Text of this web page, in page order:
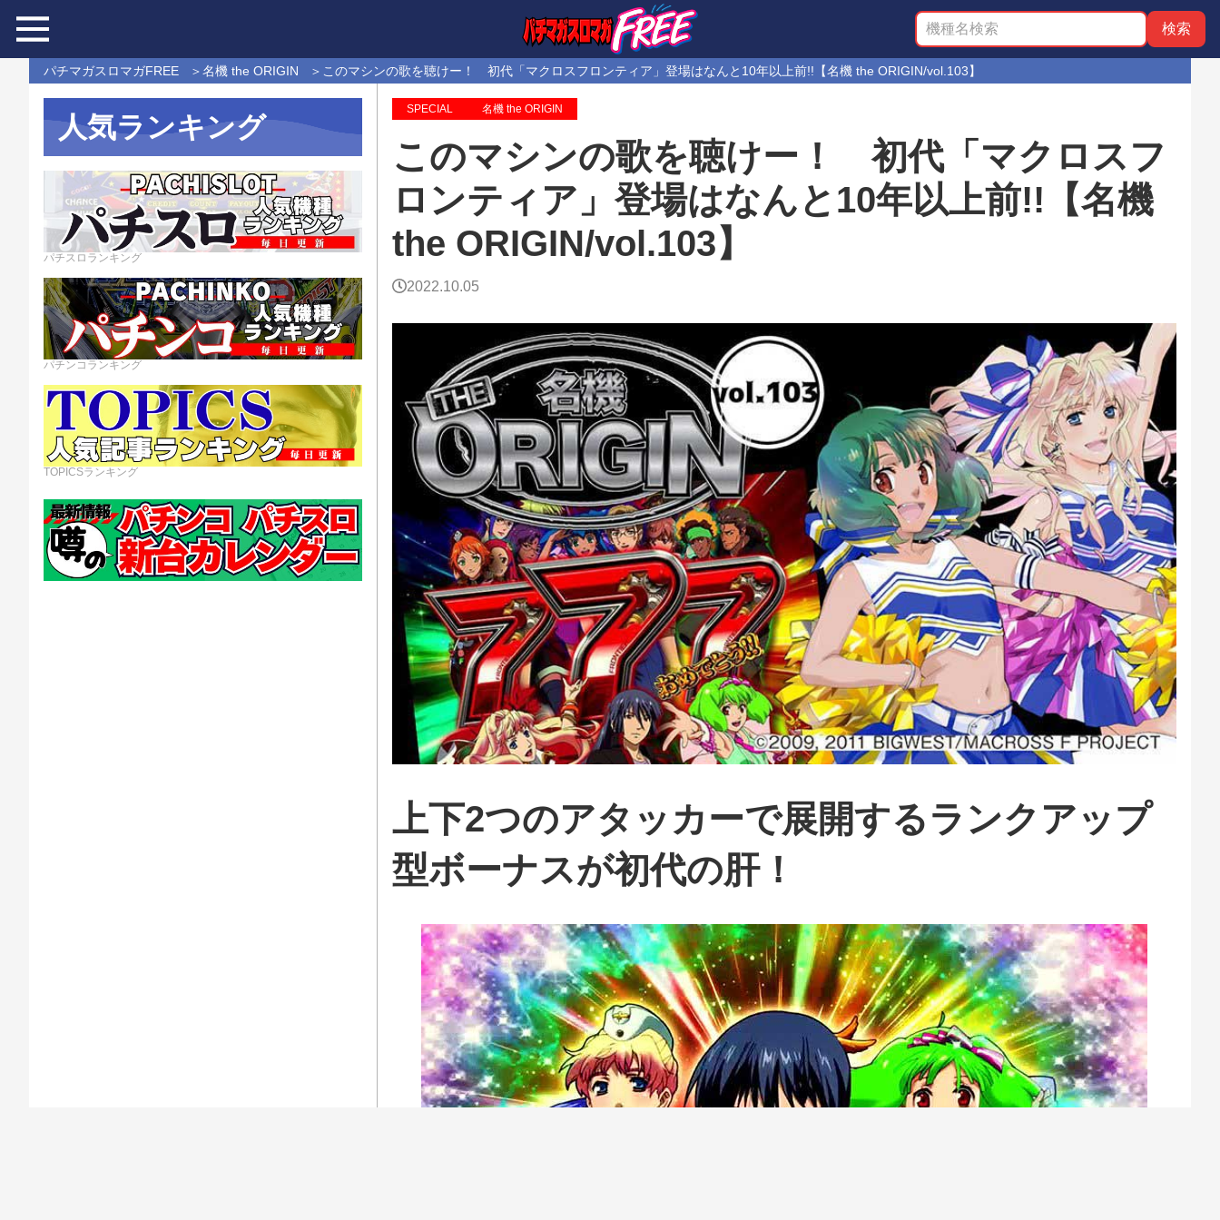
パチマガスロマガFREE 名機 the ORIGIN このマシンの歌を聴けー！ 初代「マクロスフロンティア」登場はなんと10年以上前!!【名機 the ORIGIN/vol.103】
SPECIAL 名機 the ORIGIN
このマシンの歌を聴けー！ 初代「マクロスフ
ロンティア」登場はなんと10年以上前!!【名機
the ORIGIN/vol.103】
2022.10.05
上下2つのアタッカーで展開するランクアップ
型ボーナスが初代の肝！
人気ランキング
パチスロランキング
パチンコランキング
TOPICSランキング